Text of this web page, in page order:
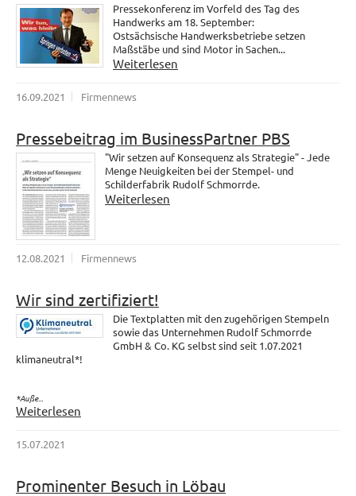
Pressekonferenz im Vorfeld des Tag des
Handwerks am 18. September:
Ostsächsische Handwerksbetriebe setzen
Maßstäbe und sind Motor in Sachen...
Weiterlesen
16.09.2021 Firmennews
Pressebeitrag im BusinessPartner PBS
"Wir setzen auf Konsequenz als Strategie" - Jede
Menge Neuigkeiten bei der Stempel- und
Schilderfabrik Rudolf Schmorrde.
Weiterlesen
12.08.2021 Firmennews
Wir sind zertifiziert!
Die Textplatten mit den zugehörigen Stempeln
sowie das Unternehmen Rudolf Schmorrde
GmbH & Co. KG selbst sind seit 1.07.2021
klimaneutral*!
*Auße...
Weiterlesen
15.07.2021
Prominenter Besuch in Löbau